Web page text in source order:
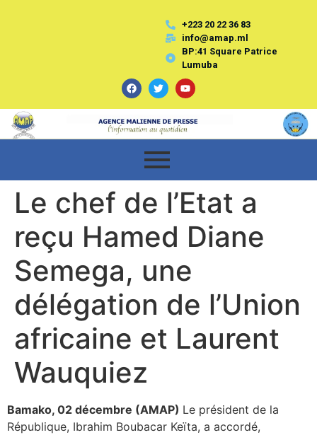
+223 20 22 36 83
info@amap.ml
BP:41 Square Patrice
Lumuba
Le chef de l’Etat a
reçu Hamed Diane
Semega, une
délégation de l’Union
africaine et Laurent
Wauquiez
Bamako, 02 décembre (AMAP) Le président de la
République, Ibrahim Boubacar Keïta, a accordé,